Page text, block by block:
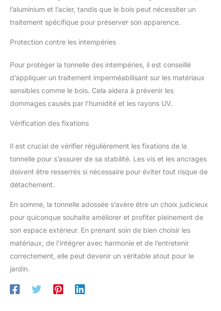
l’aluminium et l’acier, tandis que le bois peut nécessiter un
traitement spécifique pour préserver son apparence.
Protection contre les intempéries
Pour protéger la tonnelle des intempéries, il est conseillé
d’appliquer un traitement imperméabilisant sur les matériaux
sensibles comme le bois. Cela aidera à prévenir les
dommages causés par l’humidité et les rayons UV.
Vérification des fixations
Il est crucial de vérifier régulièrement les fixations de la
tonnelle pour s’assurer de sa stabilité. Les vis et les ancrages
doivent être resserrés si nécessaire pour éviter tout risque de
détachement.
En somme, la tonnelle adossée s’avère être un choix judicieux
pour quiconque souhaite améliorer et profiter pleinement de
son espace extérieur. En prenant soin de bien choisir les
matériaux, de l’intégrer avec harmonie et de l’entretenir
correctement, elle peut devenir un véritable atout pour le
jardin.